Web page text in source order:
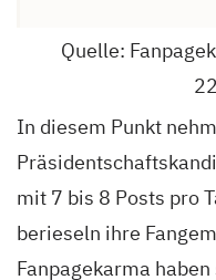
Quelle:
In diesem Punkt
mit 7 bis 8 Posts pro
berieseln ihre
Fanpagekarma